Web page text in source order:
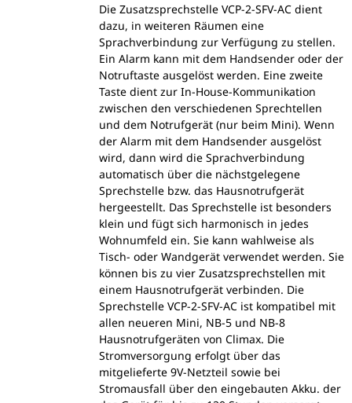
Die Zusatzsprechstelle VCP-2-SFV-AC dient
dazu, in weiteren Räumen eine
Sprachverbindung zur Verfügung zu stellen.
Ein Alarm kann mit dem Handsender oder der
Notruftaste ausgelöst werden. Eine zweite
Taste dient zur In-House-Kommunikation
zwischen den verschiedenen Sprechtellen
und dem Notrufgerät (nur beim Mini). Wenn
der Alarm mit dem Handsender ausgelöst
wird, dann wird die Sprachverbindung
automatisch über die nächstgelegene
Sprechstelle bzw. das Hausnotrufgerät
hergeestellt. Das Sprechstelle ist besonders
klein und fügt sich harmonisch in jedes
Wohnumfeld ein. Sie kann wahlweise als
Tisch- oder Wandgerät verwendet werden. Sie
können bis zu vier Zusatzsprechstellen mit
einem Hausnotrufgerät verbinden. Die
Sprechstelle VCP-2-SFV-AC ist kompatibel mit
allen neueren Mini, NB-5 und NB-8
Hausnotrufgeräten von Climax. Die
Stromversorgung erfolgt über das
mitgelieferte 9V-Netzteil sowie bei
Stromausfall über den eingebauten Akku. der